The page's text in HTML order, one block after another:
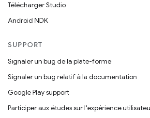
Télécharger Studio
Android NDK
SUPPORT
Signaler un bug de la plate-forme
Signaler un bug relatif à la documentation
Google Play support
Participer aux études sur l'expérience